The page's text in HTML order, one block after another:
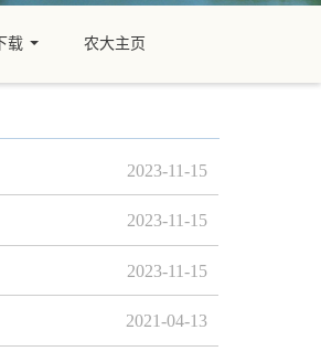
载
农大主页
2023-11-15
2023-11-15
2023-11-15
2021-04-13